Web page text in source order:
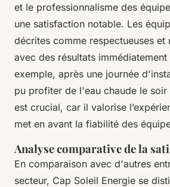
et le professionnalisme des
une satisfaction notable. Les
décrites comme respectueuses et
avec des résultats
exemple, après une journée
pu profiter de l'eau chaude le soir
est crucial, car il valorise
met en avant la fiabilité des
Analyse comparative de la
En comparaison avec d'autres
secteur, Cap Soleil Energie se